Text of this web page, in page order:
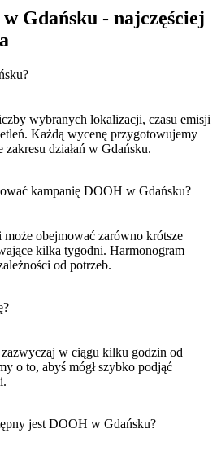
Gdańsku - najczęściej
wybranych lokalizacji, czasu emisji
Każdą wycenę przygotowujemy
działań w Gdańsku.
kampanię DOOH w Gdańsku?
może obejmować zarówno krótsze
kilka tygodni. Harmonogram
od potrzeb.
zazwyczaj w ciągu kilku godzin od
o to, abyś mógł szybko podjąć
jest DOOH w Gdańsku?